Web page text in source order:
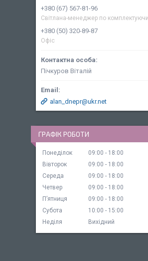
+380 (67) 567-81-96
Світлана-менеджер по
+380 (50) 320-89-87
Офіс
Пічкуров Віталій
alan_dnepr@ukr.net
ГРАФІК РОБОТИ
Понеділок 09:00
18:00
Вівторок
09:00
18:00
Середа
09:00
18:00
Четвер
09:00
18:00
Пʼятниця
09:00
18:00
Субота
10:00
15:00
Неділя
Вихідний